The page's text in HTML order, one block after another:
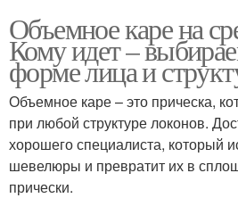
Объемное каре на
Кому идет –
форме лица и
Объемное каре – это прическа,
при любой структуре локонов.
хорошего специалиста, который
шевелюры и превратит их в
прически.